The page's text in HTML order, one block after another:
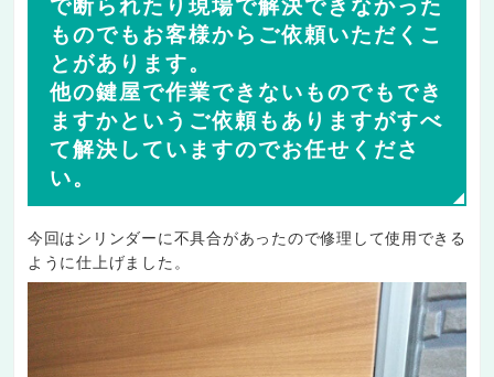
で断られたり現場で解決できなかった
ものでもお客様からご依頼いただくこ
とがあります。
他の鍵屋で作業できないものでもでき
ますかというご依頼もありますがすべ
て解決していますのでお任せくださ
い。
今回はシリンダーに不具合があったので修理して使用できる
ように仕上げました。